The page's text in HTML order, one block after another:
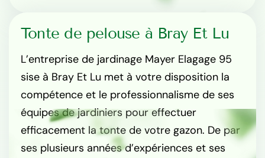
Tonte de pelouse à Bray Et Lu
L’entreprise de jardinage Mayer Elagage 95
sise à Bray Et Lu met à votre disposition la
compétence et le professionnalisme de ses
équipes de jardiniers pour effectuer
efficacement la tonte de votre gazon. De par
ses plusieurs années d’expériences et ses